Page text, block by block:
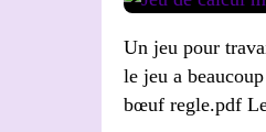
Un jeu pour
le jeu a
bœuf regle.pdf